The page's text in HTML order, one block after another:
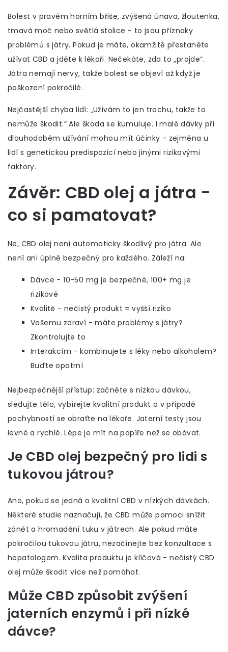
Bolest v pravém horním břiše, zvýšená únava, žloutenka,
tmavá moč nebo světlá stolice - to jsou příznaky
problémů s játry. Pokud je máte, okamžitě přestaněte
užívat CBD a jděte k lékaři. Nečekáte, zda to „projde“.
Játra nemají nervy, takže bolest se objeví až když je
poškození pokročilé.
Nejčastější chyba lidí: „Užívám to jen trochu, takže to
nemůže škodit.“ Ale škoda se kumuluje. I malé dávky při
dlouhodobém užívání mohou mít účinky - zejména u
lidí s genetickou predispozicí nebo jinými rizikovými
faktory.
Závěr: CBD olej a játra -
co si pamatovat?
Ne, CBD olej není automaticky škodlivý pro játra. Ale
není ani úplně bezpečný pro každého. Záleží na:
Dávce - 10-50 mg je bezpečné, 100+ mg je
rizikové
Kvalitě - nečistý produkt = vyšší riziko
Vašemu zdraví - máte problémy s játry?
Zkontrolujte to
Interakcím - kombinujete s léky nebo alkoholem?
Buďte opatrní
Nejbezpečnější přístup: začněte s nízkou dávkou,
sledujte tělo, vybírejte kvalitní produkt a v případě
pochybností se obraťte na lékaře. Jaterní testy jsou
levné a rychlé. Lépe je mít na papíře než se obávat.
Je CBD olej bezpečný pro lidi s
tukovou játrou?
Ano, pokud se jedná o kvalitní CBD v nízkých dávkách.
Některé studie naznačují, že CBD může pomoci snížit
zánět a hromadění tuku v játrech. Ale pokud máte
pokročilou tukovou játru, nezačínejte bez konzultace s
hepatologem. Kvalita produktu je klíčová - nečistý CBD
olej může škodit více než pomáhat.
Může CBD způsobit zvýšení
jaterních enzymů i při nízké
dávce?